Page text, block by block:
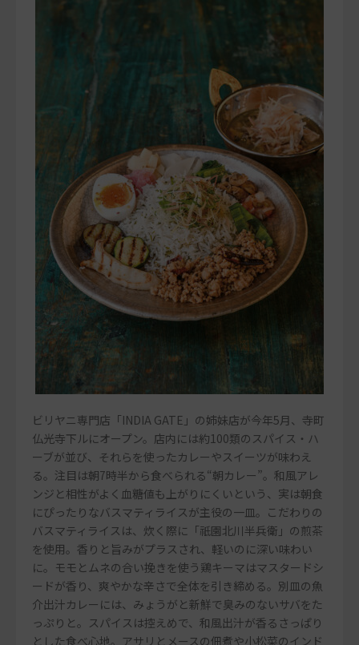
ビリヤニ専門店「INDIA GATE」の姉妹店が今年5月、寺町
仏光寺下ルにオープン。店内には約100類のスパイス・ハ
ーブが並び、それらを使ったカレーやスイーツが味わえ
る。注目は朝7時半から食べられる“朝カレー”。和風アレ
ンジと相性がよく血糖値も上がりにくいという、実は朝食
にぴったりなバスマティライスが主役の一皿。こだわりの
バスマティライスは、炊く際に「祇園北川半兵衛」の煎茶
を使用。香りと旨みがプラスされ、軽いのに深い味わい
に。モモとムネの合い挽きを使う鶏キーマはマスタードシ
ードが香り、爽やかな辛さで全体を引き締める。別皿の魚
介出汁カレーには、みょうがと新鮮で臭みのないサバをた
っぷりと。スパイスは控えめで、和風出汁が香るさっぱり
とした食べ心地。アサリとメースの佃煮や小松菜のインド